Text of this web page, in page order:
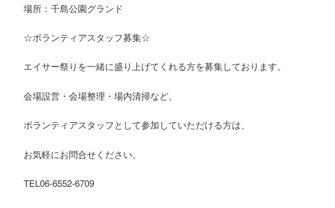
場所：千島公園グランド
☆ボランティアスタッフ募集☆
エイサー祭りを一緒に盛り上げてくれる方を募集しております。
会場設営・会場整理・場内清掃など。
ボランティアスタッフとして参加していただける方は、
お気軽にお問合せください。
TEL06-6552-6709